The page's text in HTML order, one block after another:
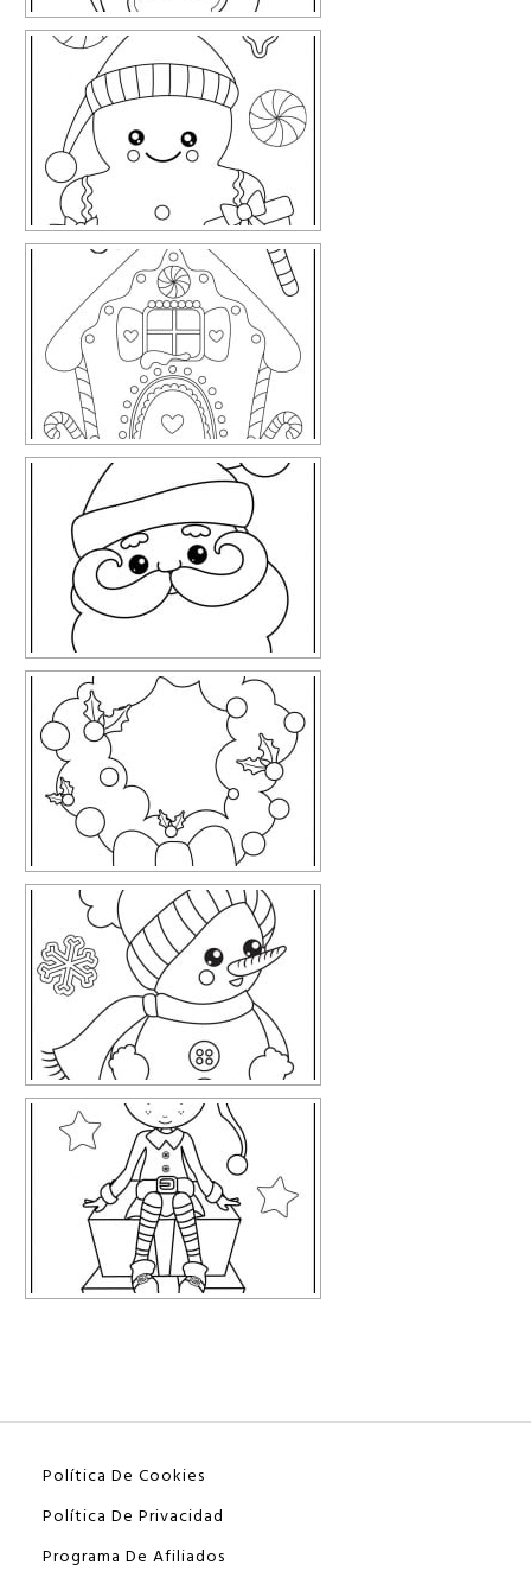
Política De Cookies
Política De Privacidad
Programa De Afiliados